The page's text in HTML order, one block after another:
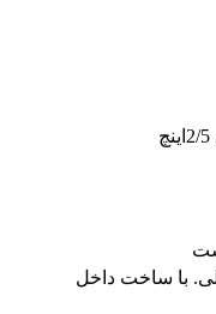
با ساخت داخل